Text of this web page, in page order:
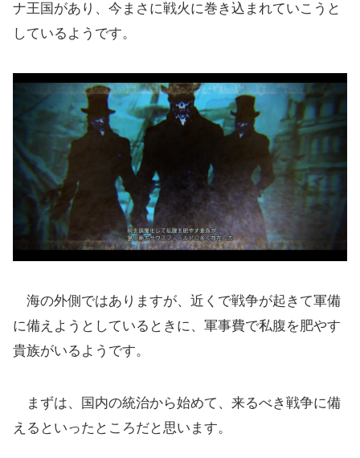
ナ王国があり、今まさに戦火に巻き込まれていこうと
しているようです。
海の外側ではありますが、近くで戦争が起きて軍備
に備えようとしているときに、軍事費で私腹を肥やす
貴族がいるようです。
まずは、国内の統治から始めて、来るべき戦争に備
えるといったところだと思います。